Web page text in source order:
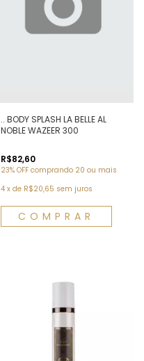
.. BODY SPLASH LA BELLE AL
NOBLE WAZEER 300
R$82,60
23% OFF comprando 20 ou mais
4 x de R$20,65 sem juros